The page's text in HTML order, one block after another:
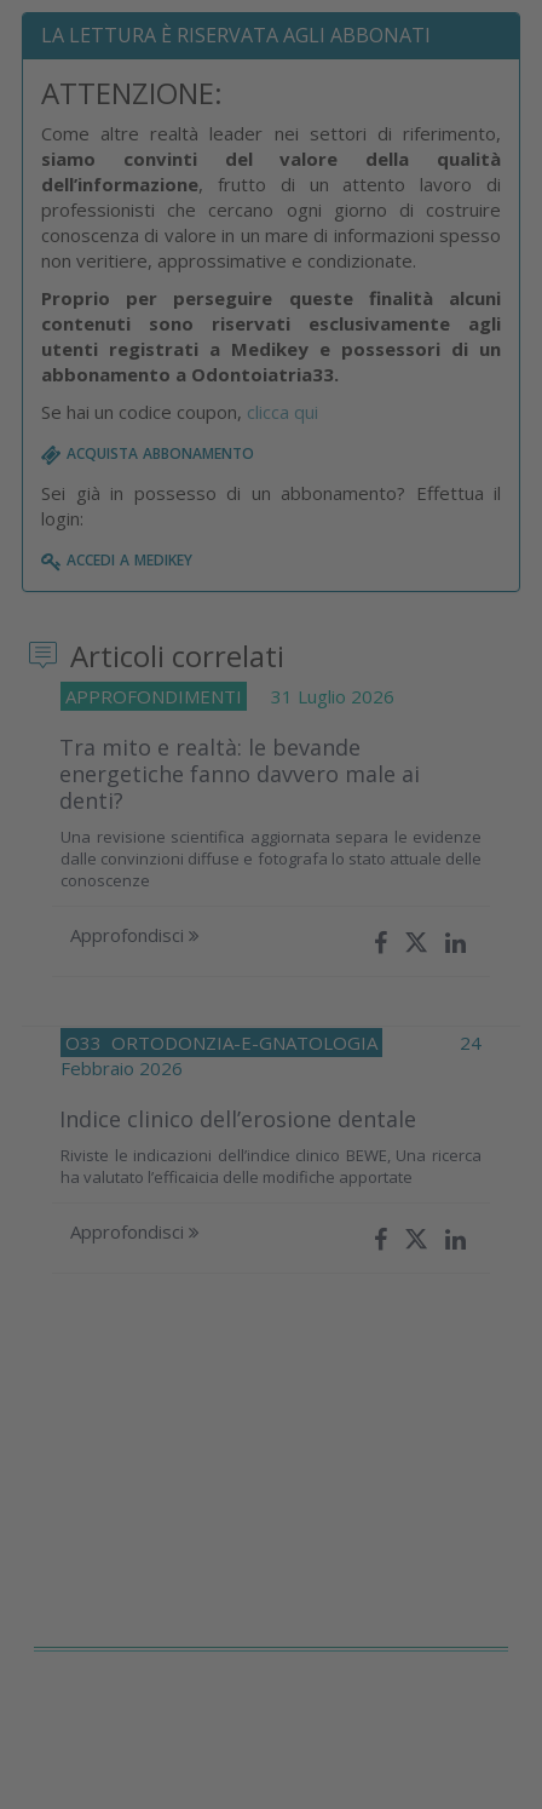
LA LETTURA È RISERVATA AGLI ABBONATI
ATTENZIONE:
Come altre realtà leader nei settori di riferimento,
siamo convinti del valore della qualità
dell’informazione, frutto di un attento lavoro di
professionisti che cercano ogni giorno di costruire
conoscenza di valore in un mare di informazioni spesso
non veritiere, approssimative e condizionate.
Proprio per perseguire queste finalità alcuni
contenuti sono riservati esclusivamente agli
utenti registrati a Medikey e possessori di un
abbonamento a Odontoiatria33.
Se hai un codice coupon, clicca qui
acquista abbonamento
Sei già in possesso di un abbonamento? Effettua il
login:
accedi a medikey
Articoli correlati
APPROFONDIMENTI 31 Luglio 2026
Tra mito e realtà: le bevande
energetiche fanno davvero male ai
denti?
Una revisione scientifica aggiornata separa le evidenze
dalle convinzioni diffuse e fotografa lo stato attuale delle
conoscenze
Approfondisci
O33 ORTODONZIA-E-GNATOLOGIA
24
Febbraio 2026
Indice clinico dell’erosione dentale
Riviste le indicazioni dell’indice clinico BEWE, Una ricerca
ha valutato l’efficaicia delle modifiche apportate
Approfondisci